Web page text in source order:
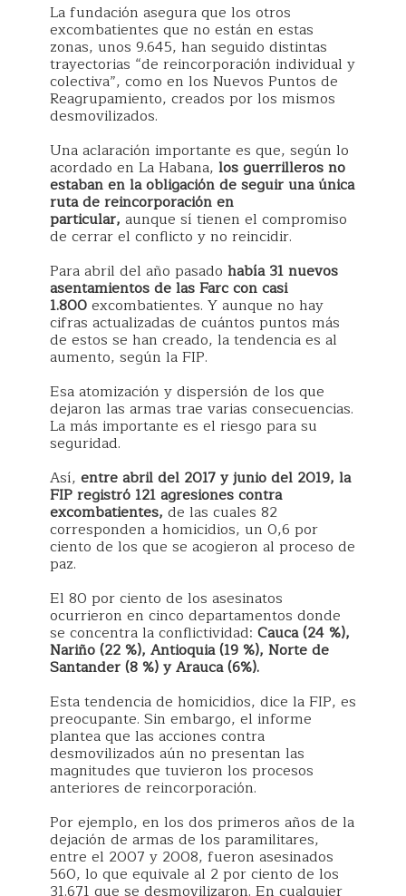
La fundación asegura que los otros
excombatientes que no están en estas
zonas, unos 9.645, han seguido distintas
trayectorias “de reincorporación individual y
colectiva”, como en los Nuevos Puntos de
Reagrupamiento, creados por los mismos
desmovilizados.
Una aclaración importante es que, según lo
acordado en La Habana, los guerrilleros no
estaban en la obligación de seguir una única
ruta de reincorporación en
particular, aunque sí tienen el compromiso
de cerrar el conflicto y no reincidir.
Para abril del año pasado había 31 nuevos
asentamientos de las Farc con casi
1.800excombatientes. Y aunque no hay
cifras actualizadas de cuántos puntos más
de estos se han creado, la tendencia es al
aumento, según la FIP.
Esa atomización y dispersión de los que
dejaron las armas trae varias consecuencias.
La más importante es el riesgo para su
seguridad.
Así, entre abril del 2017 y junio del 2019, la
FIP registró 121 agresiones contra
excombatientes, de las cuales 82
corresponden a homicidios, un 0,6 por
ciento de los que se acogieron al proceso de
paz.
El 80 por ciento de los asesinatos
ocurrieron en cinco departamentos donde
se concentra la conflictividad: Cauca (24 %),
Nariño (22 %), Antioquia (19 %), Norte de
Santander (8 %) y Arauca (6%).
Esta tendencia de homicidios, dice la FIP, es
preocupante. Sin embargo, el informe
plantea que las acciones contra
desmovilizados aún no presentan las
magnitudes que tuvieron los procesos
anteriores de reincorporación.
Por ejemplo, en los dos primeros años de la
dejación de armas de los paramilitares,
entre el 2007 y 2008, fueron asesinados
560, lo que equivale al 2 por ciento de los